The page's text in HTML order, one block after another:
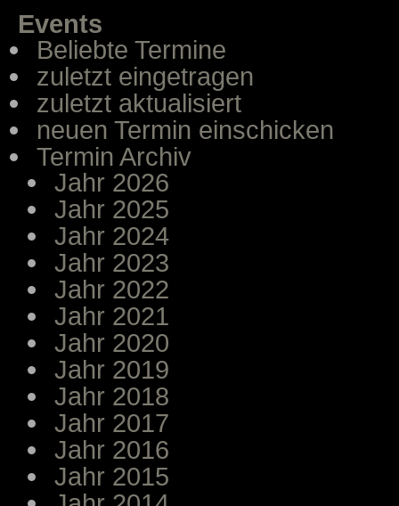
Events
Beliebte Termine
zuletzt eingetragen
zuletzt aktualisiert
neuen Termin einschicken
Termin Archiv
Jahr 2026
Jahr 2025
Jahr 2024
Jahr 2023
Jahr 2022
Jahr 2021
Jahr 2020
Jahr 2019
Jahr 2018
Jahr 2017
Jahr 2016
Jahr 2015